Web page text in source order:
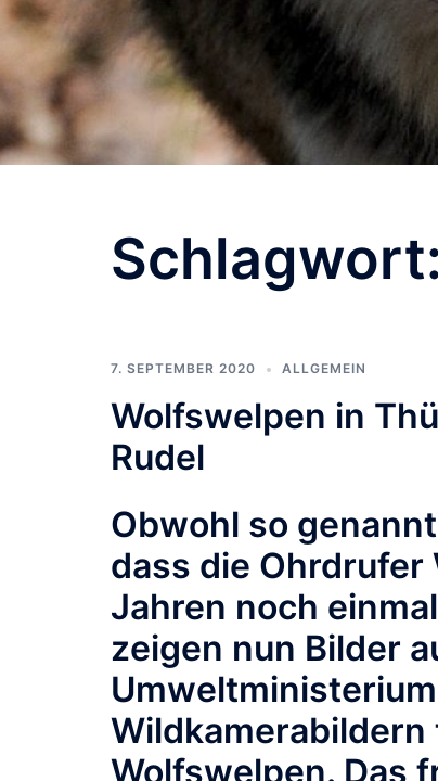
Schlagwort:
7. SEPTEMBER 2020 ALLGEMEIN
Wolfswelpen in
Rudel
Obwohl so
dass die Ohrdrufer
Jahren noch
zeigen nun Bilder
Wolfswelpen. Das